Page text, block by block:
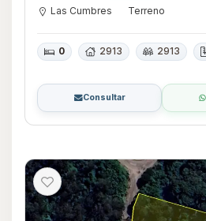
Las Cumbres Terreno
0 2913 2913
Consultar